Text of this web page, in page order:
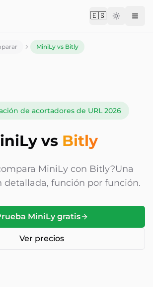
🇪🇸Change
MiniLy vs Bitly
de acortadores de URL 2026
vs Bitly
MiniLy con Bitly?Una
detallada, función por función.
MiniLy gratis
Ver precios